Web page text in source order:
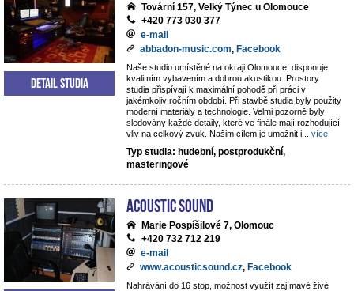
Tovární 157, Velký Týnec u Olomouce
+420 773 030 377
e-mail
abbadon-music.com, Facebook
Naše studio umístěné na okraji Olomouce, disponuje
kvalitním vybavením a dobrou akustikou. Prostory
studia přispívají k maximální pohodě při práci v
jakémkoliv ročním období. Při stavbě studia byly použity
moderní materiály a technologie. Velmi pozorně byly
sledovány každé detaily, které ve finále mají rozhodující
vliv na celkový zvuk. Našim cílem je umožnit i
více
Typ studia: hudební, postprodukční,
masteringové
Detail studia
Acoustic Sound
Marie Pospíšilové 7, Olomouc
+420 732 712 219
e-mail
www.acousticsound.cz, Facebook
Nahrávání do 16 stop, možnost využít zajímavé živé